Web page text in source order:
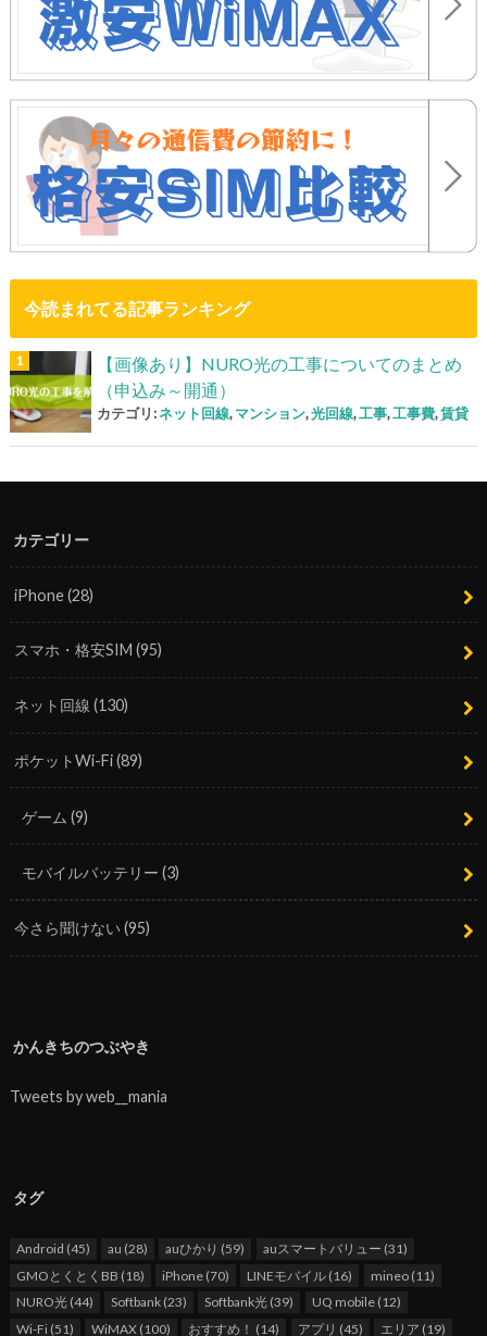
今読まれてる記事ランキング
【画像あり】NURO光の工事についてのまとめ
（申込み～開通）
カテゴリ:ネット回線,マンション,光回線,工事,工事費,賃貸
カテゴリー
iPhone(28)
スマホ・格安SIM(95)
ネット回線(130)
ポケットWi-Fi(89)
ゲーム(9)
モバイルバッテリー(3)
今さら聞けない(95)
かんきちのつぶやき
Tweets by web__mania
タグ
Android (45) au (28) auひかり (59) auスマートバリュー (31)
GMOとくとくBB (18) iPhone (70) LINEモバイル (16) mineo(11)
NURO光(44) Softbank (23) Softbank光 (39) UQ mobile(12)
Wi-Fi(51) WiMAX (100) おすすめ！ (14) アプリ (45) エリア (19)